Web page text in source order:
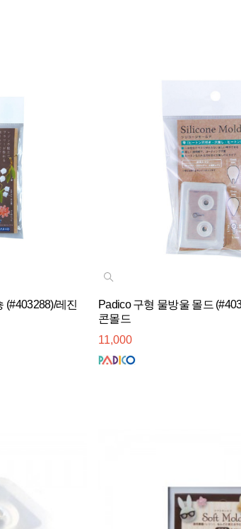
(#403288)/레진
Padico 구형 물방울 몰드
콘몰드
11,000